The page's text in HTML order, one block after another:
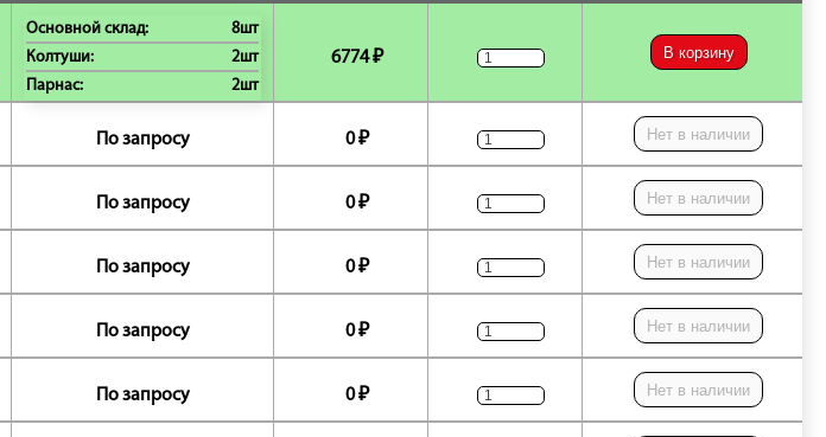
Основной склад:
8шт
Колтуши:
2шт
Парнас:
2шт
6774 ₽ В корзину
По запросу 0 ₽ Нет в наличии
По запросу 0 ₽ Нет в наличии
По запросу 0 ₽ Нет в наличии
По запросу 0 ₽ Нет в наличии
По запросу 0 ₽ Нет в наличии